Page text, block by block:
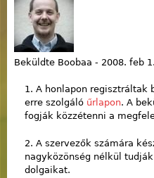
Beküldte Boobaa - 2008. feb
1. A honlapon regisztráltak
erre szolgáló űrlapon. A
fogják közzétenni a
2. A szervezők számára
nagyközönség nélkül
dolgaikat.